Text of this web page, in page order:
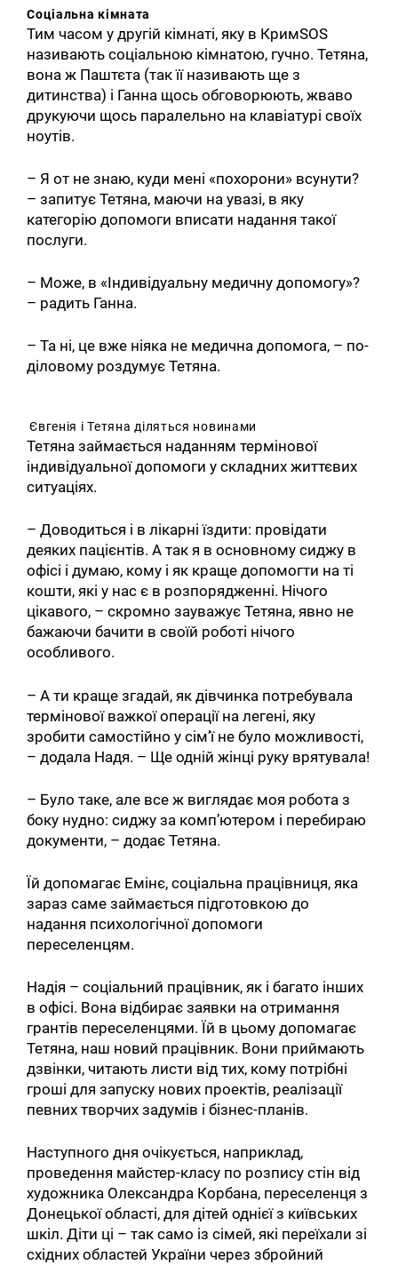
Соціальна кімната
Тим часом у другій кімнаті, яку в КримSOS
називають соціальною кімнатою, гучно. Тетяна,
вона ж Паштєта (так її називають ще з
дитинства) і Ганна щось обговорюють, жваво
друкуючи щось паралельно на клавіатурі своїх
ноутів.
– Я от не знаю, куди мені «похорони» всунути?
– запитує Тетяна, маючи на увазі, в яку
категорію допомоги вписати надання такої
послуги.
– Може, в «Індивідуальну медичну допомогу»?
– радить Ганна.
– Та ні, це вже ніяка не медична допомога, – по-
діловому роздумує Тетяна.
Євгенія і Тетяна діляться новинами
Тетяна займається наданням термінової
індивідуальної допомоги у складних життєвих
ситуаціях.
– Доводиться і в лікарні їздити: провідати
деяких пацієнтів. А так я в основному сиджу в
офісі і думаю, кому і як краще допомогти на ті
кошти, які у нас є в розпорядженні. Нічого
цікавого, – скромно зауважує Тетяна, явно не
бажаючи бачити в своїй роботі нічого
особливого.
– А ти краще згадай, як дівчинка потребувала
термінової важкої операції на легені, яку
зробити самостійно у сім’ї не було можливості,
– додала Надя. – Ще одній жінці руку врятувала!
– Було таке, але все ж виглядає моя робота з
боку нудно: сиджу за комп’ютером і перебираю
документи, – додає Тетяна.
Їй допомагає Емінє, соціальна працівниця, яка
зараз саме займається підготовкою до
надання психологічної допомоги
переселенцям.
Надія – соціальний працівник, як і багато інших
в офісі. Вона відбирає заявки на отримання
грантів переселенцями. Їй в цьому допомагає
Тетяна, наш новий працівник. Вони приймають
дзвінки, читають листи від тих, кому потрібні
гроші для запуску нових проектів, реалізації
певних творчих задумів і бізнес-планів.
Наступного дня очікується, наприклад,
проведення майстер-класу по розпису стін від
художника Олександра Корбана, переселенця з
Донецької області, для дітей однієї з київських
шкіл. Діти ці – так само із сімей, які переїхали зі
східних областей України через збройний